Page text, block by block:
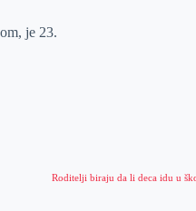
je 23.
Roditelji biraju da li deca idu u